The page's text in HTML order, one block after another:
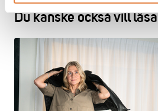
Du kanske också vill läsa